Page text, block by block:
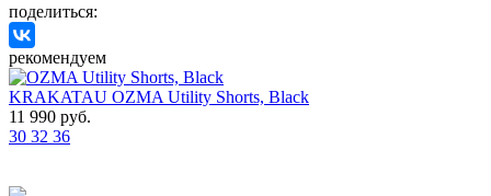
поделиться:
рекомендуем
KRAKATAU OZMA Utility Shorts, Black
11 990 руб.
30 32 36